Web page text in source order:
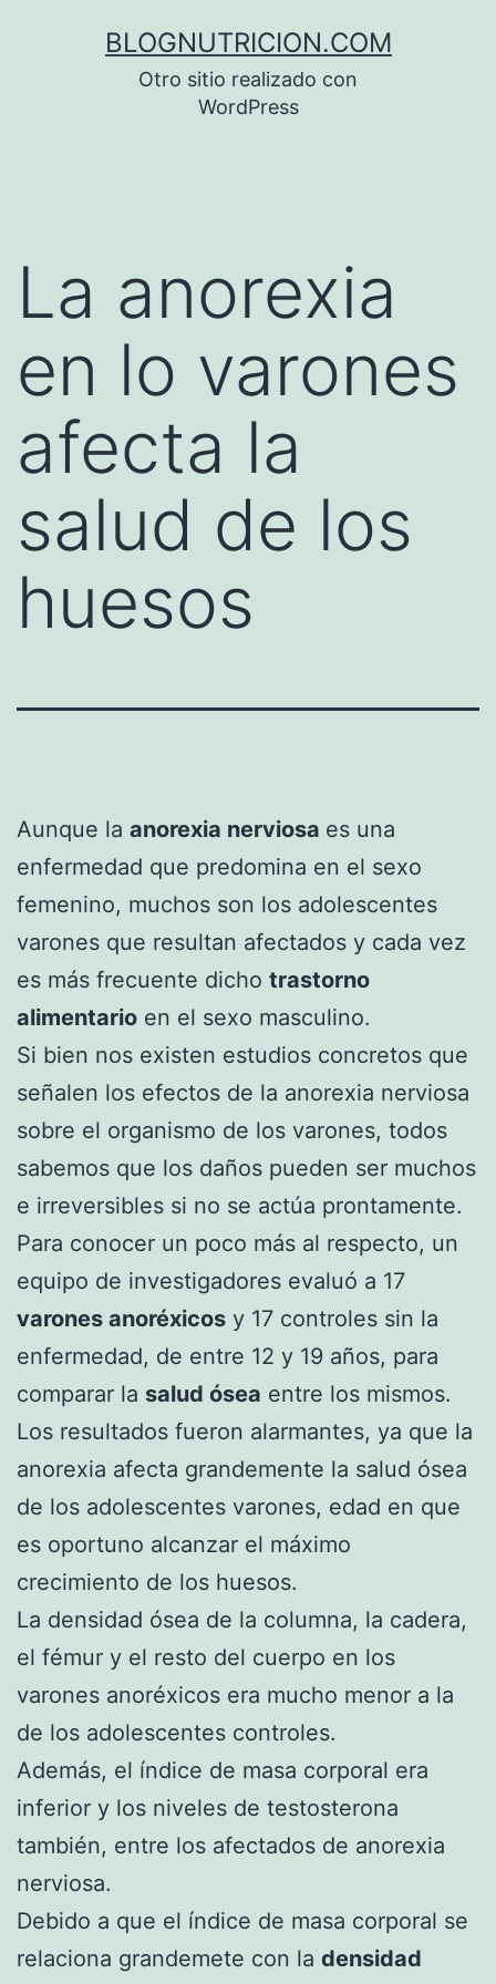
BLOGNUTRICION.COM
Otro sitio realizado con
WordPress
La anorexia
en lo varones
afecta la
salud de los
huesos
Aunque la anorexia nerviosa es una
enfermedad que predomina en el sexo
femenino, muchos son los adolescentes
varones que resultan afectados y cada vez
es más frecuente dicho trastorno
alimentario en el sexo masculino.
Si bien nos existen estudios concretos que
señalen los efectos de la anorexia nerviosa
sobre el organismo de los varones, todos
sabemos que los daños pueden ser muchos
e irreversibles si no se actúa prontamente.
Para conocer un poco más al respecto, un
equipo de investigadores evaluó a 17
varones anoréxicos y 17 controles sin la
enfermedad, de entre 12 y 19 años, para
comparar la salud ósea entre los mismos.
Los resultados fueron alarmantes, ya que la
anorexia afecta grandemente la salud ósea
de los adolescentes varones, edad en que
es oportuno alcanzar el máximo
crecimiento de los huesos.
La densidad ósea de la columna, la cadera,
el fémur y el resto del cuerpo en los
varones anoréxicos era mucho menor a la
de los adolescentes controles.
Además, el índice de masa corporal era
inferior y los niveles de testosterona
también, entre los afectados de anorexia
nerviosa.
Debido a que el índice de masa corporal se
relaciona grandemete con la densidad